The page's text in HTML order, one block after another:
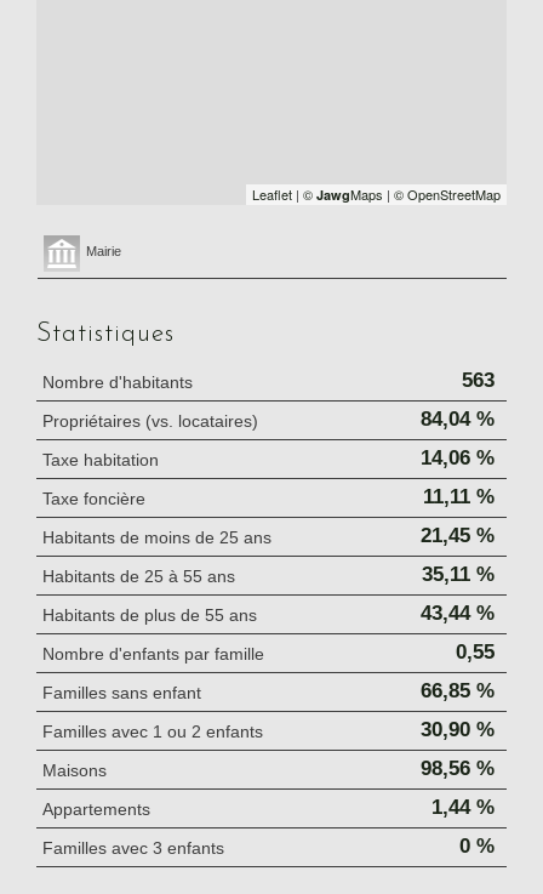
Leaflet | © JawgMaps | © OpenStreetMap
Mairie
Statistiques
Nombre d'habitants 563
Propriétaires (vs. locataires) 84,04 %
Taxe habitation 14,06 %
Taxe foncière 11,11 %
Habitants de moins de 25 ans 21,45 %
Habitants de 25 à 55 ans 35,11 %
Habitants de plus de 55 ans 43,44 %
Nombre d'enfants par famille 0,55
Familles sans enfant 66,85 %
Familles avec 1 ou 2 enfants 30,90 %
Maisons 98,56 %
Appartements 1,44 %
Familles avec 3 enfants 0 %